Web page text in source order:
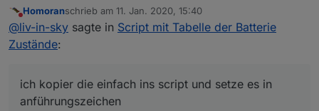
hier die orginalseite mit den symbolen
https://emojipedia.org/search/?q=cross- ich kopier
auszulesen -
wenn da 0 drin steht soll die tabelle "normal"
oder verstehe ich da was falsch - ich verstehe
Nicht stören
Homoranschrieb am 11. Jan. 2020, 15:40
zuletzt editiert von
@liv-in-sky sagte in Script mit Tabelle der Batterie
Zustände:
ich kopier die einfach ins script und setze es in
anführungszeichen